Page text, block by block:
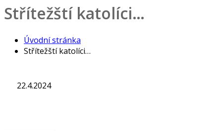
Střítežští katolíci…
Úvodní stránka
Střítežští katolíci…
22.4.2024